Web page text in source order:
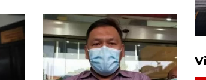
12 Juni 2026 18:49